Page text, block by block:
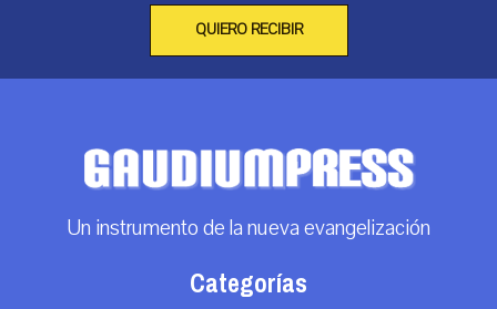
QUIERO RECIBIR
Un instrumento de la nueva evangelización
Categorías